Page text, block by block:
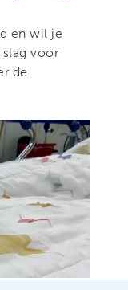
en wil je
voor
de